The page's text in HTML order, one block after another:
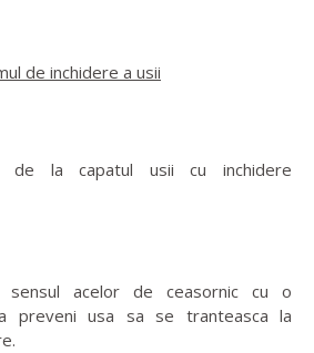
de inchidere a usii
de la capatul usii cu inchidere
sensul acelor de ceasornic cu o
preveni usa sa se tranteasca la